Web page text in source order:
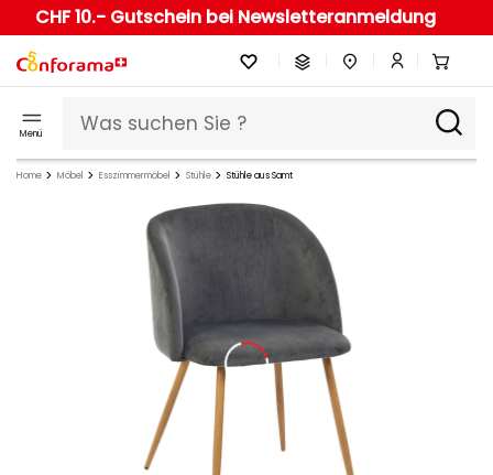
CHF 10.- Gutschein bei Newsletteranmeldung
Menü
Home Möbel Esszimmermöbel Stühle Stühle aus Samt